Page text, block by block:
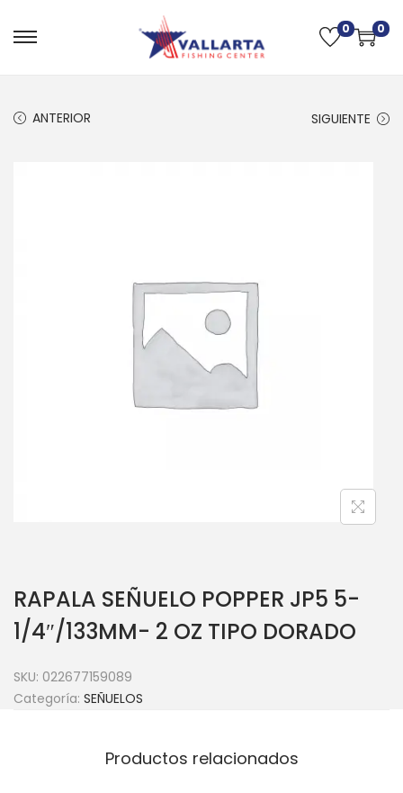
0 0
ANTERIOR SIGUIENTE
RAPALA SEÑUELO POPPER JP5 5-
1/4″/133MM- 2 OZ TIPO DORADO
SKU: 022677159089
Categoría: SEÑUELOS
Productos relacionados